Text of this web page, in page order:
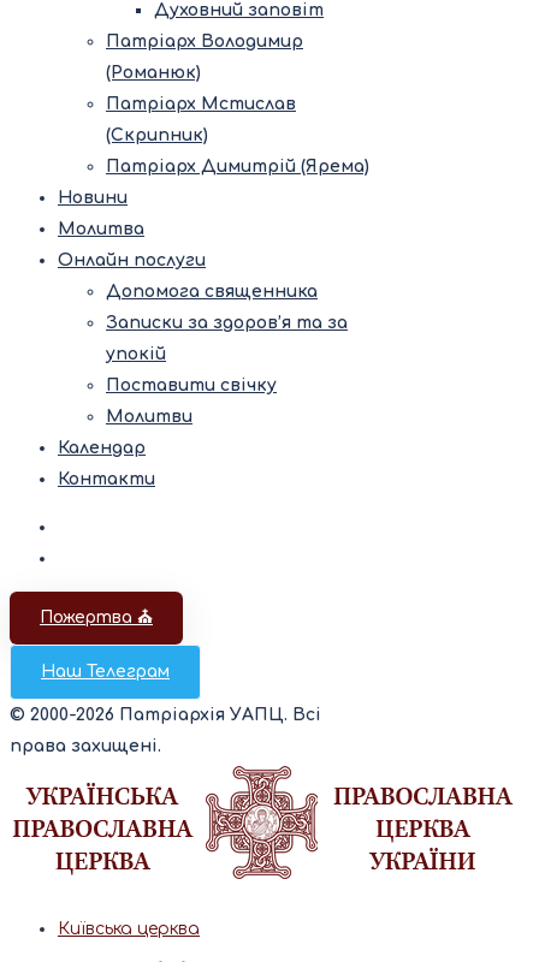
Духовний заповіт
Патріарх Володимир
(Романюк)
Патріарх Мстислав
(Скрипник)
Патріарх Димитрій (Ярема)
Новини
Молитва
Онлайн послуги
Допомога священника
Записки за здоров’я та за
упокій
Поставити свічку
Молитви
Календар
Контакти
Пожертва ⛪️
Наш Телеграм
© 2000-2026 Патріархія УАПЦ. Всі
права захищені.
Київська церква